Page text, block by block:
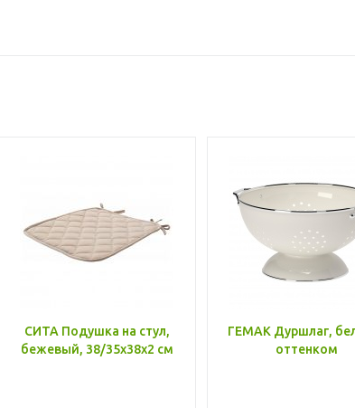
СИТА Подушка на стул,
бежевый, 38/35x38x2 см
ГЕМАК Дуршлаг,
оттенком